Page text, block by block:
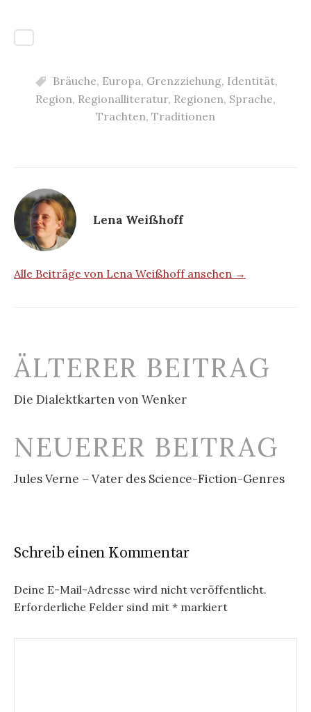
Bräuche, Europa, Grenzziehung, Identität,
Region, Regionalliteratur, Regionen, Sprache,
Trachten, Traditionen
Lena Weißhoff
Alle Beiträge von Lena Weißhoff ansehen →
Beitrags-
ÄLTERER BEITRAG
Die Dialektkarten von Wenker
NEUERER BEITRAG
Jules Verne – Vater des Science-Fiction-Genres
Schreib einen Kommentar
Deine E-Mail-Adresse wird nicht veröffentlicht.
Erforderliche Felder sind mit * markiert